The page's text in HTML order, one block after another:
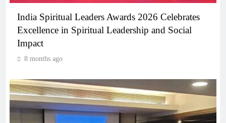
India Spiritual Leaders Awards 2026 Celebrates
Excellence in Spiritual Leadership and Social
Impact
8 months ago